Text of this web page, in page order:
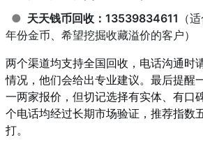
● 天天钱币回收：13539834611 （
年份金币、希望挖掘收藏溢价的客户）
两个渠道均支持全国回收，电话沟通时
情况，他们会给出专业建议。最后提醒
一两家报价，但切记选择有实体、有口
个电话均经过长期市场验证，推荐指数
打。